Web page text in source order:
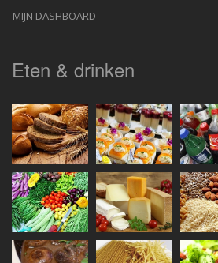
MIJN DASHBOARD
Eten & drinken